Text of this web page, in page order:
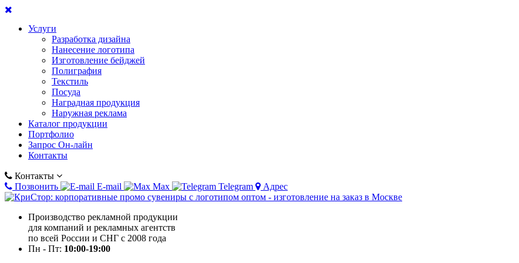
Услуги
Разработка дизайна
Нанесение логотипа
Изготовление бейджей
Полиграфия
Текстиль
Посуда
Наградная продукция
Наружная реклама
Каталог продукции
Портфолио
Запрос Он-лайн
Контакты
Контакты
Позвонить
E-mail Max Telegram Адрес
Производство рекламной продукции
для компаний и рекламных агентств
по всей России и СНГ с 2008 года
Пн - Пт: 10:00-19:00